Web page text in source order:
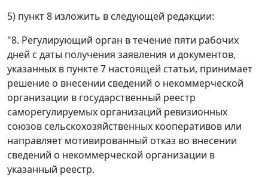
5) пункт 8 изложить в следующей редакции:
"8. Регулирующий орган в течение пяти рабочих
дней с даты получения заявления и документов,
указанных в пункте 7 настоящей статьи, принимает
решение о внесении сведений о некоммерческой
организации в государственный реестр
саморегулируемых организаций ревизионных
союзов сельскохозяйственных кооперативов или
направляет мотивированный отказ во внесении
сведений о некоммерческой организации в
указанный реестр.